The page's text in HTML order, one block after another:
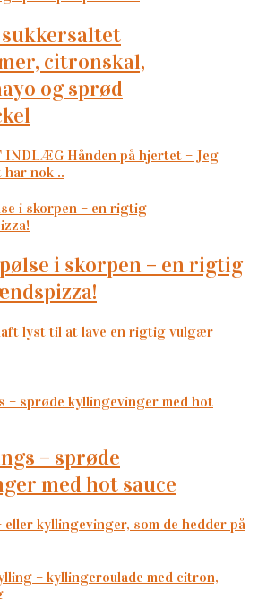
citronskal,
og sprød
INDLÆG Hånden på hjertet – Jeg
har nok ..
lyst til at lave en rigtig vulgær
med hot sauce
eller kyllingevinger, som de hedder på